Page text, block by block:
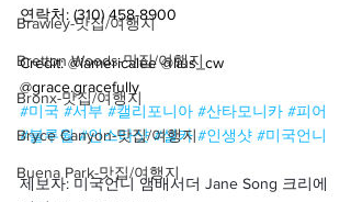
Brawley-맛집/여행지
Bretton Woods-맛집/여행지
Bronx-맛집/여행지
Bryce Canyon-맛집/여행지
Buena Park-맛집/여행지
연락처: (310) 458-8900
Credit: @iamericalee @lius_cw
@grace.gracefully
#미국 #서부 #캘리포니아 #산타모니카 #피어
#블루월 #인스타샷 #셀카 #인생샷 #미국언니
제보자: 미국언니 앰배서더 Jane Song 크리에